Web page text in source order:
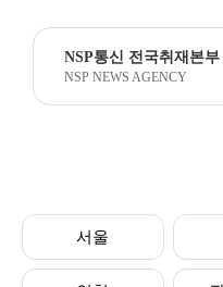
NSP통신 전국취재본부
NSP NEWS AGENCY
서울